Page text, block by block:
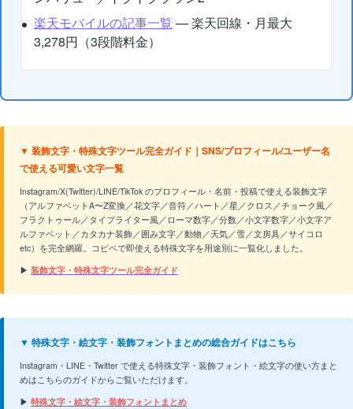
楽天モバイルの記事一覧 — 楽天回線・月最大
3,278円（3段階料金）
▼ 装飾文字・特殊文字ツール完全ガイド｜SNS/プロフィール/ユーザー名
で使える可愛い文字一覧
Instagram/X(Twitter)/LINE/TikTok のプロフィール・名前・投稿で使える装飾文字
（アルファベットA〜Z変換／花文字／音符／ハート／星／クロス／チョーク風／
フラクトゥール／タイプライター風／ローマ数字／分数／小文字数字／小文字ア
ルファベット／カタカナ装飾／囲み文字／動物／天気／雪／文房具／サイコロ
etc）を完全網羅。コピペで即使える特殊文字を用途別に一覧化しました。
▶ 装飾文字・特殊文字ツール完全ガイド
▼ 特殊文字・絵文字・装飾フォントまとめの総合ガイドはこちら
Instagram・LINE・Twitter で使える特殊文字・装飾フォント・絵文字の使い方まと
めはこちらのガイドからご覧いただけます。
▶ 特殊文字・絵文字・装飾フォントまとめ